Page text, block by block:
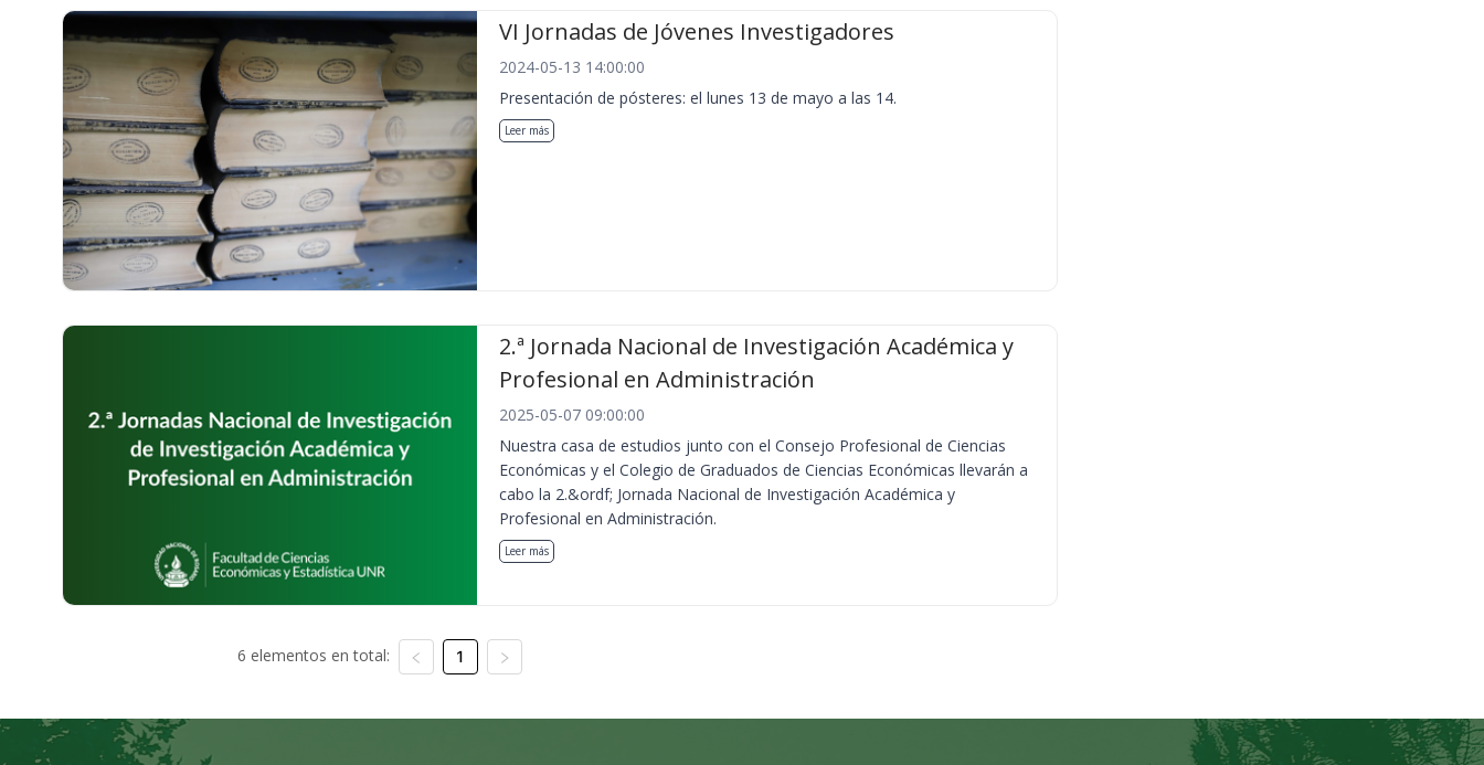
VI Jornadas de Jóvenes Investigadores
2024-05-13 14:00:00
Presentación de pósteres: el lunes 13 de mayo a las 14.
Leer más
2.ª Jornada Nacional de Investigación Académica y
Profesional en Administración
2025-05-07 09:00:00
Nuestra casa de estudios junto con el Consejo Profesional de Ciencias
Económicas y el Colegio de Graduados de Ciencias Económicas llevarán a
cabo la 2.&ordf; Jornada Nacional de Investigación Académica y
Profesional en Administración.
Leer más
6 elementos en total: 1